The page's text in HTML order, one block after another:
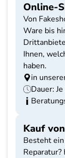
Online-
Von
Ware bis
Ihnen,
haben.
in
Dauer:
Kauf
Besteht
Reparatur?